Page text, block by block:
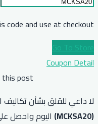
code and use at checkout
Go To Store
Coupon Detail
post
لا داعي للقلق بشأن تكاليف
(MCKSA20)
اليوم واحصل